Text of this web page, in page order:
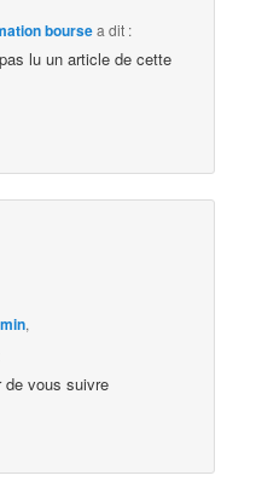
boursea dit :
lu un article de cette
,
vous suivre